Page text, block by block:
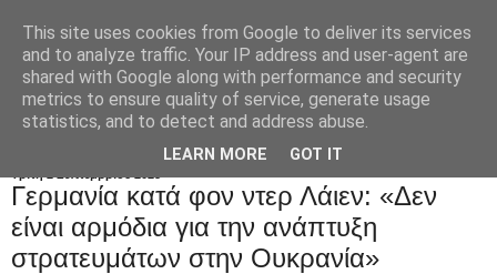
Γερμανία κατά φον ντερ Λάιεν: «Δεν
είναι αρμόδια για την ανάπτυξη
στρατευμάτων στην Ουκρανία»
This site uses cookies from Google to deliver its services
and to analyze traffic. Your IP address and user-agent are
shared with Google along with performance and security
metrics to ensure quality of service, generate usage
statistics, and to detect and address abuse.
LEARN MORE GOT IT